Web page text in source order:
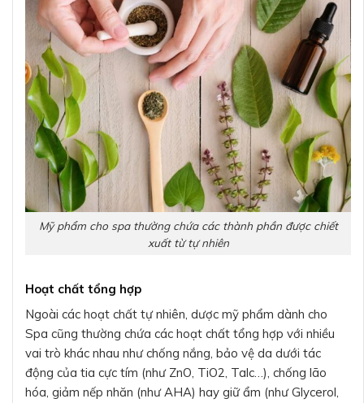
Mỹ phẩm cho spa thường chứa các thành phần được chiết
xuất từ tự nhiên
Hoạt chất tổng hợp
Ngoài các hoạt chất tự nhiên, dược mỹ phẩm dành cho
Spa cũng thường chứa các hoạt chất tổng hợp với nhiều
vai trò khác nhau như chống nắng, bảo vệ da dưới tác
động của tia cực tím (như ZnO, TiO2, Talc…), chống lão
hóa, giảm nếp nhăn (như AHA) hay giữ ẩm (như Glycerol,